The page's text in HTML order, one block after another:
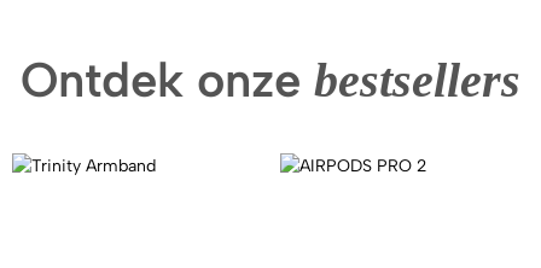
Ontdek onze bestsellers